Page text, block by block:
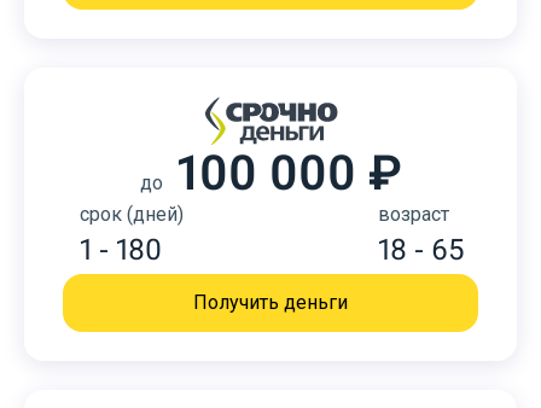
до 100 000 ₽
срок (дней)
1 - 180
возраст
18 - 65
Получить деньги